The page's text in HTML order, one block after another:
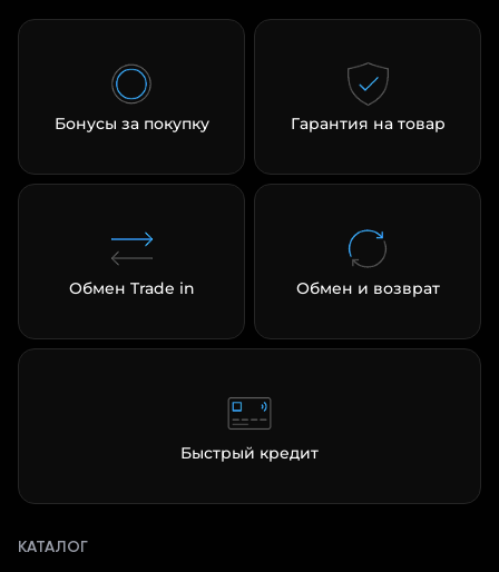
Бонусы за покупку Гарантия на товар
Обмен Trade in Обмен и возврат
Быстрый кредит
КАТАЛОГ